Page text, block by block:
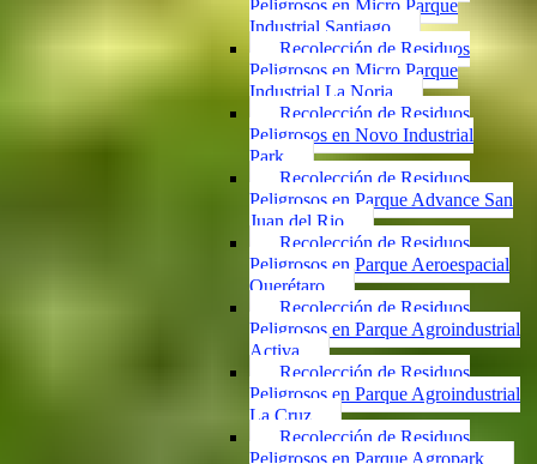
Peligrosos en Micro Parque
Industrial Santiago
Recolección de Residuos
Peligrosos en Micro Parque
Industrial La Noria
Recolección de Residuos
Peligrosos en Novo Industrial
Park
Recolección de Residuos
Peligrosos en Parque Advance San
Juan del Rio
Recolección de Residuos
Peligrosos en Parque Aeroespacial
Querétaro
Recolección de Residuos
Peligrosos en Parque Agroindustrial
Activa
Recolección de Residuos
Peligrosos en Parque Agroindustrial
La Cruz
Recolección de Residuos
Peligrosos en Parque Agropark